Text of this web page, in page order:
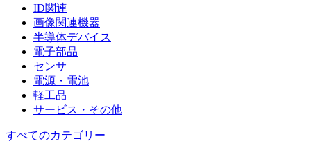
ID関連
画像関連機器
半導体デバイス
電子部品
センサ
電源・電池
軽工品
サービス・その他
すべてのカテゴリー